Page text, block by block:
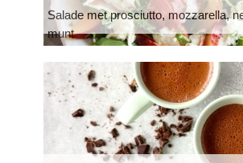
Salade met prosciutto, mozzarella,
munt